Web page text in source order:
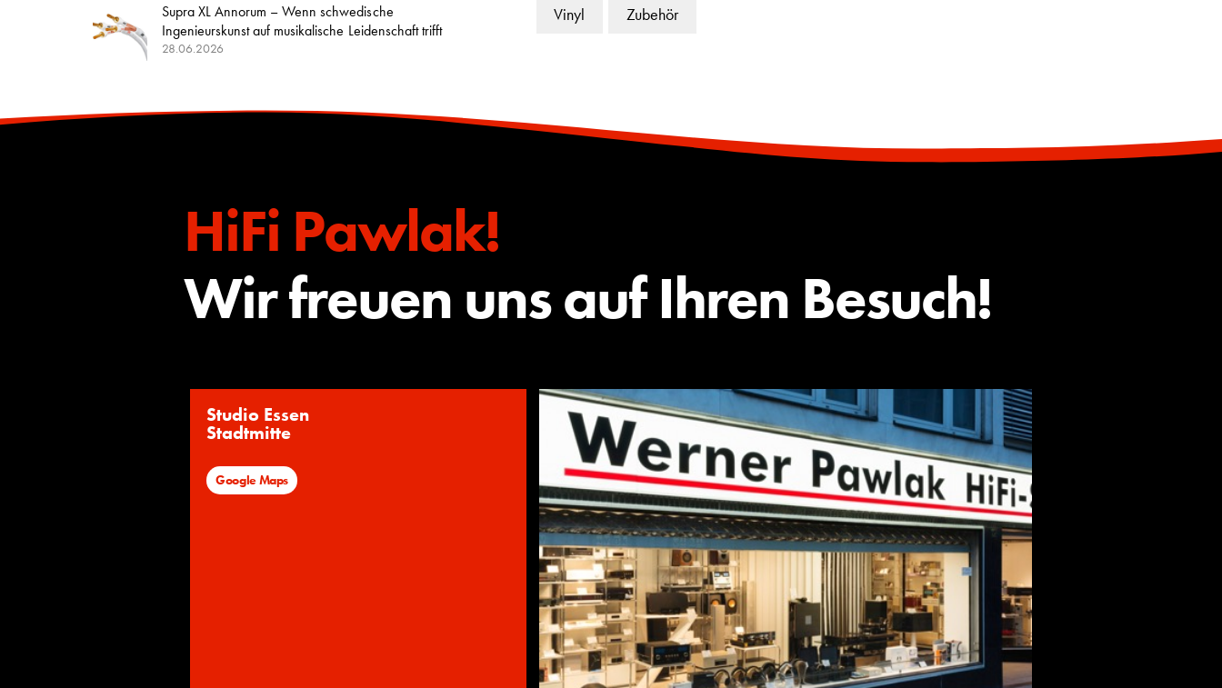
Supra XL Annorum – Wenn schwedische
Ingenieurskunst auf musikalische Leidenschaft trifft
28.06.2026
Vinyl Zubehör
HiFi Pawlak!
Wir freuen uns auf Ihren Besuch!
Studio Essen
Stadtmitte
Google Maps